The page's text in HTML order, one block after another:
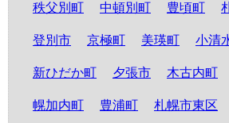
秩父別町 中頓別町 豊頃町
登別市 京極町 美瑛町 小清
新ひだか町 夕張市 木古内町
幌加内町 豊浦町 札幌市東区